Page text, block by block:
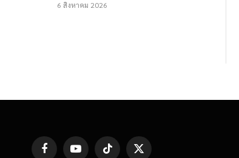
6 สิงหาคม 2026
FacebookYouTube TikTok X